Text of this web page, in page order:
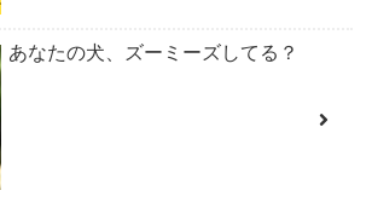
あなたの犬、ズーミーズしてる？